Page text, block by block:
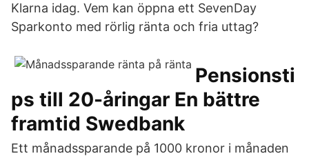
Klarna idag. Vem kan öppna ett SevenDay
Sparkonto med rörlig ränta och fria uttag?
Pensionsti
ps till 20-åringar En bättre
framtid Swedbank
Ett månadssparande på 1000 kronor i månaden